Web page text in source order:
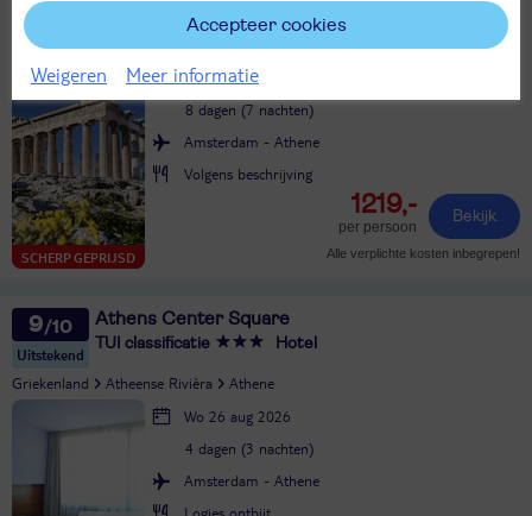
Uitstekend
Groepsrondreis Griekenland
SCHERP GEPRIJSD
Zo 11 okt 2026
8 dagen (7 nachten)
Amsterdam - Athene
Volgens beschrijving
1219,-
per persoon
Bekijk
Alle verplichte kosten inbegrepen!
9
Uitstekend
Athens Center Square
TUI classificatie Hotel
Griekenland Atheense Rivièra Athene
Wo 26 aug 2026
4 dagen (3 nachten)
Amsterdam - Athene
Logies ontbijt
Accepteer cookies
Weigeren Meer informatie